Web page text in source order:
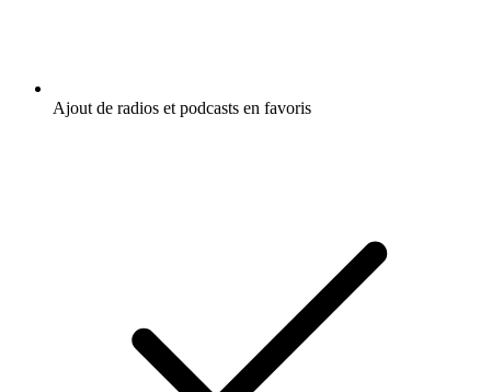
Ajout de radios et podcasts en favoris